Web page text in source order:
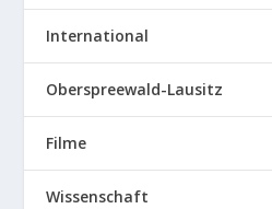
International
Oberspreewald-Lausitz
Filme
Wissenschaft